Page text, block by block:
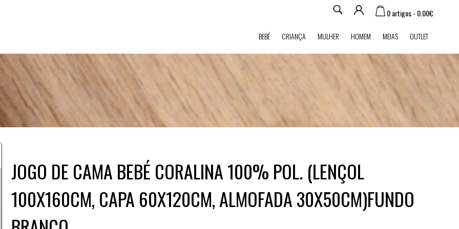
0 artigos - 0.00€
BEBÉ CRIANÇA MULHER HOMEM MEIAS OUTLET
JOGO DE CAMA BEBÉ CORALINA 100% POL. (LENÇOL
100X160CM, CAPA 60X120CM, ALMOFADA 30X50CM)FUNDO